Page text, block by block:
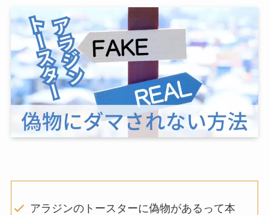
アラジンのトースターに偽物があるって本